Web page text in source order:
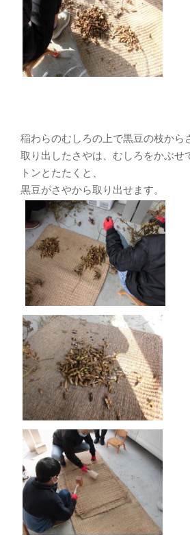
稲わらのむしろの上で黒豆の枝から
取り出したさやは、むしろをかぶせ
トンとたたくと、
黒豆がさやから取り出せます。